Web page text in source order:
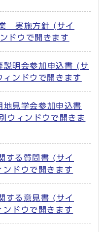
実施方針 (サイ
ドウで開きます
明会参加申込書 (サ
ンドウで開きます
見学会参加申込書
ィンドウで開きま
る質問書 (サイ
ドウで開きます
る意見書 (サイ
ドウで開きます